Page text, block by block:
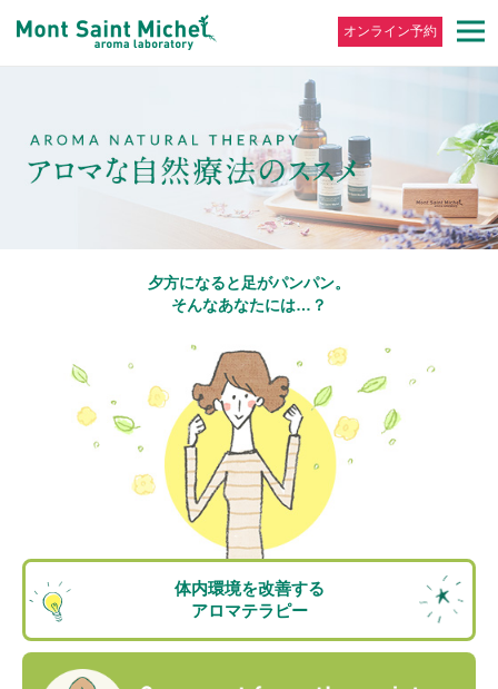
オンライン予約
夕方になると足がパンパン。
そんなあなたには…？
体内環境を改善する
アロマテラピー